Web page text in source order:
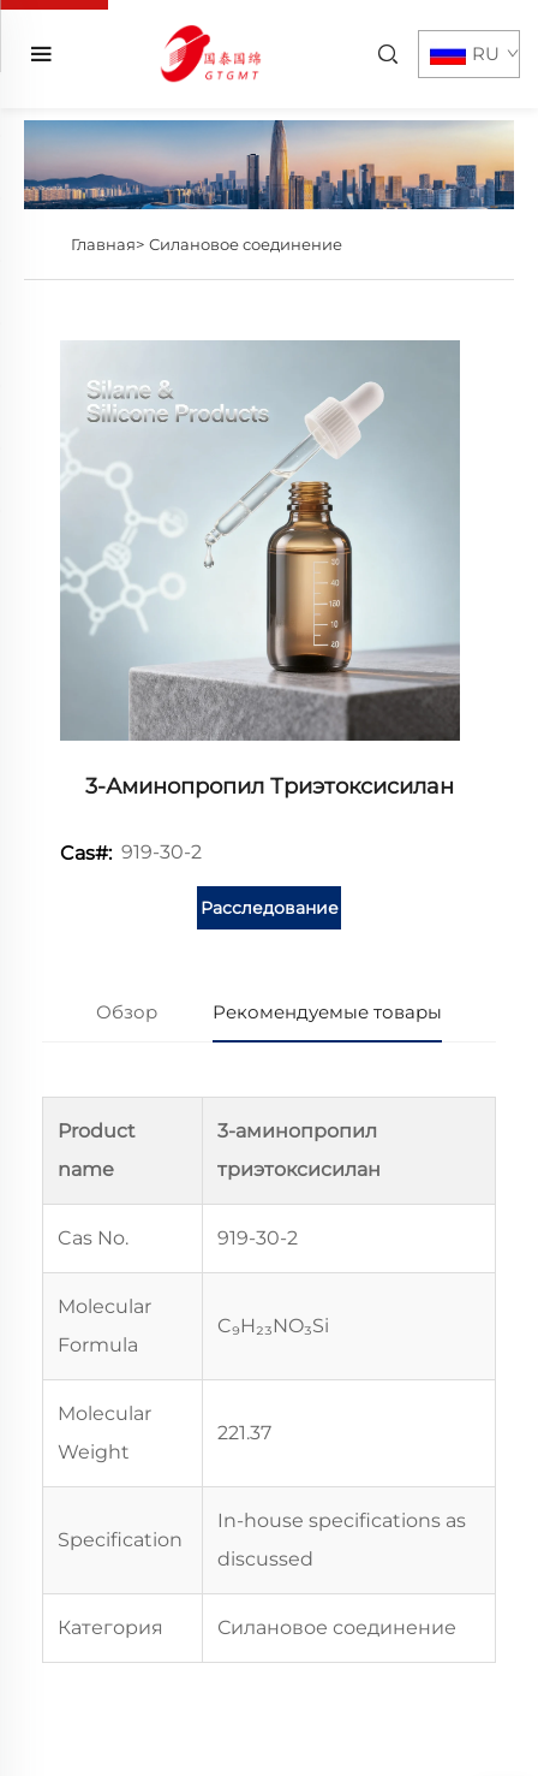
RU
Главная> Силановое соединение
3-Аминопропил Триэтоксисилан
Cas#: 919-30-2
Расследование
Обзор Рекомендуемые товары
Product
name
3-аминопропил
триэтоксисилан
Cas No. 919-30-2
Molecular
Formula
C₉H₂₃NO₃Si
Molecular
Weight
221.37
Specification
In-house specifications as
discussed
Категория Силановое соединение